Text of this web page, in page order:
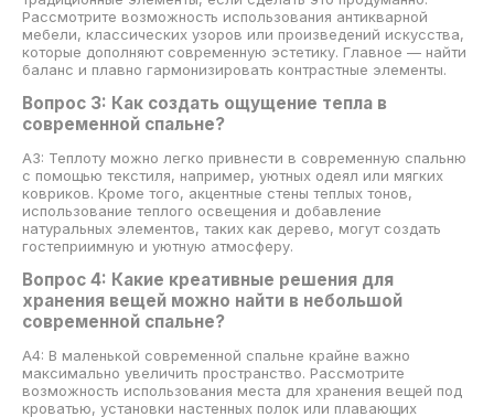
Рассмотрите возможность использования антикварной
мебели, классических узоров или произведений искусства,
которые дополняют современную эстетику. Главное — найти
баланс и плавно гармонизировать контрастные элементы.
Вопрос 3: Как создать ощущение тепла в
современной спальне?
A3: Теплоту можно легко привнести в современную спальню
с помощью текстиля, например, уютных одеял или мягких
ковриков. Кроме того, акцентные стены теплых тонов,
использование теплого освещения и добавление
натуральных элементов, таких как дерево, могут создать
гостеприимную и уютную атмосферу.
Вопрос 4: Какие креативные решения для
хранения вещей можно найти в небольшой
современной спальне?
A4: В маленькой современной спальне крайне важно
максимально увеличить пространство. Рассмотрите
возможность использования места для хранения вещей под
кроватью, установки настенных полок или плавающих